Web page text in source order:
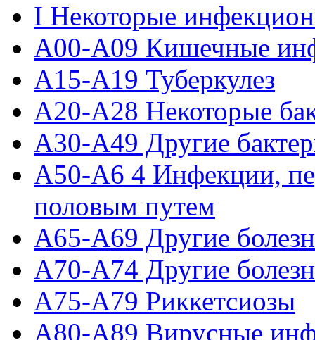
I Некоторые
A00-A09 Кишечные
A15-A19 Туберкулез
A20-A28 Некоторые
A30-A49 Другие
A50-A6 4 Инфекции,
половым путем
A65-A69 Другие
A70-A74 Другие
A75-A79 Риккетсиозы
A80-A89 Вирусные